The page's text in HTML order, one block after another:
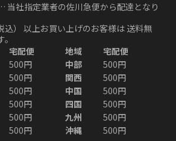
当社指定業者の佐川急便から配達となり
）
以上お買い上げのお客様は 送料無
宅配便 地域
宅配便
500円 中部
500円
500円 関西
500円
500円 中国
500円
500円 四国
500円
500円 九州
500円
500円 沖縄
500円